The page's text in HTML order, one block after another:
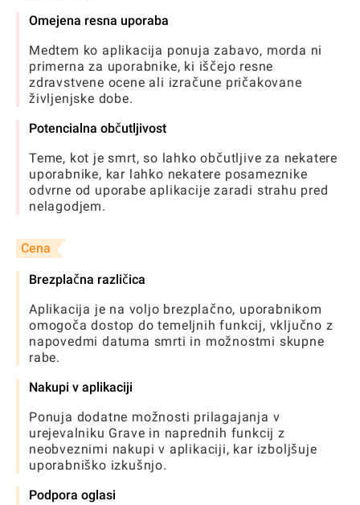
Omejena resna uporaba
Medtem ko aplikacija ponuja zabavo, morda ni
primerna za uporabnike, ki iščejo resne
zdravstvene ocene ali izračune pričakovane
življenjske dobe.
Potencialna občutljivost
Teme, kot je smrt, so lahko občutljive za nekatere
uporabnike, kar lahko nekatere posameznike
odvrne od uporabe aplikacije zaradi strahu pred
nelagodjem.
Cena
Brezplačna različica
Aplikacija je na voljo brezplačno, uporabnikom
omogoča dostop do temeljnih funkcij, vključno z
napovedmi datuma smrti in možnostmi skupne
rabe.
Nakupi v aplikaciji
Ponuja dodatne možnosti prilagajanja v
urejevalniku Grave in naprednih funkcij z
neobveznimi nakupi v aplikaciji, kar izboljšuje
uporabniško izkušnjo.
Podpora oglasi